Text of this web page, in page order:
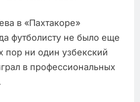
в «Пахтакоре»
футболисту не было еще
пор ни один узбекский
в профессиональных